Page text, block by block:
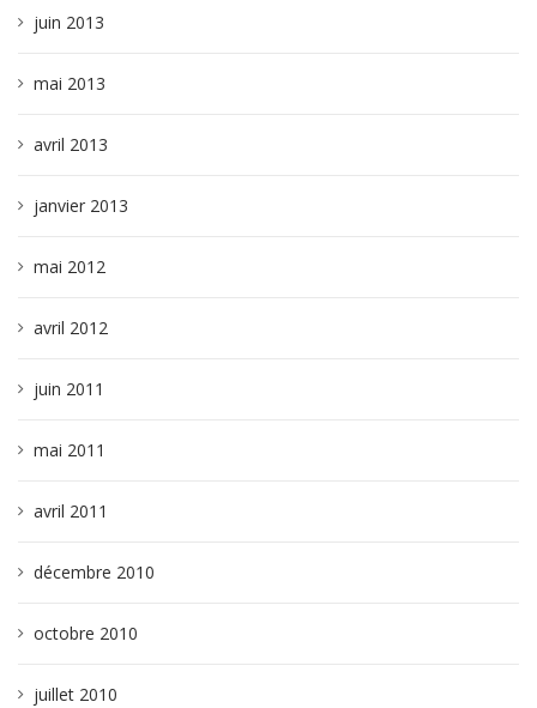
juin 2013
mai 2013
avril 2013
janvier 2013
mai 2012
avril 2012
juin 2011
mai 2011
avril 2011
décembre 2010
octobre 2010
juillet 2010